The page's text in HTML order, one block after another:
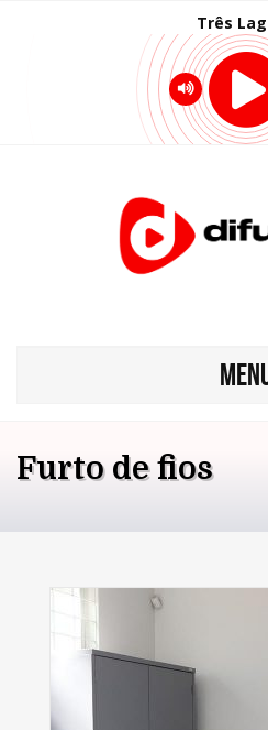
Três
Furto de fios